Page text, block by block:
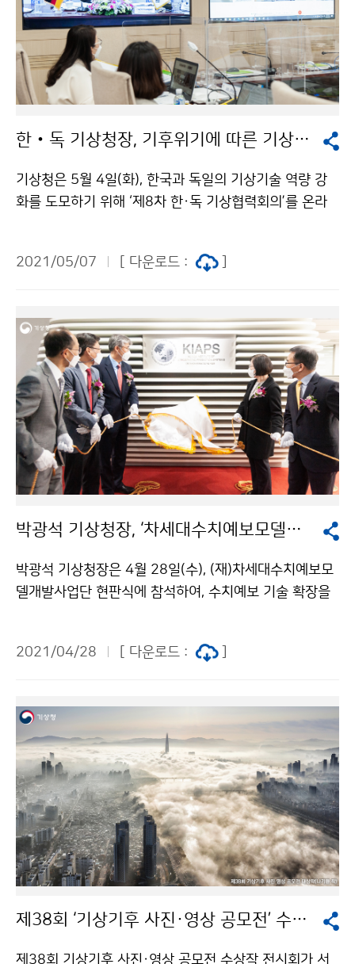
한‧독 기상청장, 기후위기에 따른 기상기후서비스 협력방안 논의
기상청은 5월 4일(화), 한국과 독일의 기상기술 역량 강
화를 도모하기 위해 ‘제8차 한·독 기상협력회의’를 온라
공지능 예측기술 등 협력을 강화하기로 하였습니다.
2021/05/07 [ 다운로드 :
박광석 기상청장, ‘차세대수치예보모델개발사업단’ 현판식 참석
박광석 기상청장은 4월 28일(수), (재)차세대수치예보모
델개발사업단 현판식에 참석하여, 수치예보 기술 확장을
2021/04/28
[ 다운로드 :
제38회 ‘기상기후 사진·영상 공모전’ 수상작 전시회 개최
제38회 기상기후 사진·영상 공모전 수상작 전시회가 서